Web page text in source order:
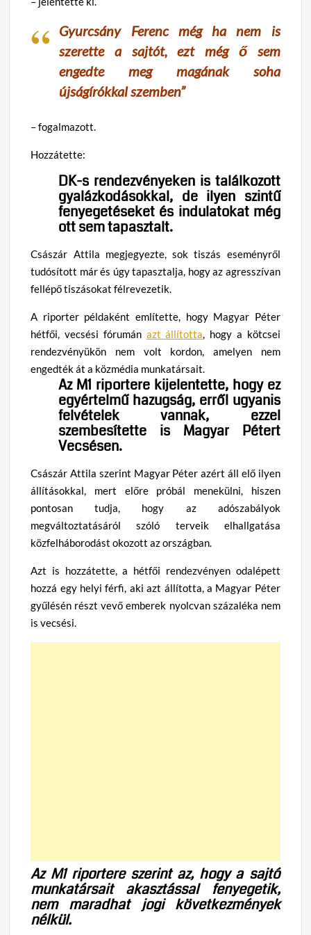
Gyurcsány Ferenc még ha nem is
szerette a sajtót, ezt még ő sem
engedte meg magának soha
újságírókkal szemben”
– fogalmazott.
Hozzátette:
DK-s rendezvényeken is találkozott
gyalázkodásokkal, de ilyen szintű
fenyegetéseket és indulatokat még
ott sem tapasztalt.
Császár Attila megjegyezte, sok tiszás eseményről
tudósított már és úgy tapasztalja, hogy az agresszívan
fellépő tiszásokat félrevezetik.
A riporter példaként említette, hogy Magyar Péter
hétfői, vecsési fórumán azt állította, hogy a kötcsei
rendezvényükön nem volt kordon, amelyen nem
engedték át a közmédia munkatársait.
Az M1 riportere kijelentette, hogy ez
egyértelmű hazugság, erről ugyanis
felvételek vannak, ezzel
szembesítette is Magyar Pétert
Vecsésen.
Császár Attila szerint Magyar Péter azért áll elő ilyen
állításokkal, mert előre próbál menekülni, hiszen
pontosan tudja, hogy az adószabályok
megváltoztatásáról szóló terveik elhallgatása
közfelháborodást okozott az országban.
Azt is hozzátette, a hétfői rendezvényen odalépett
hozzá egy helyi férfi, aki azt állította, a Magyar Péter
gyűlésén részt vevő emberek nyolcvan százaléka nem
is vecsési.
Az M1 riportere szerint az, hogy a sajtó
munkatársait akasztással fenyegetik,
nem maradhat jogi következmények
nélkül.